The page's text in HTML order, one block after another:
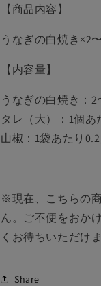
ら
【商品内容】
うなぎの白焼き×2
【内容量】
うなぎの白焼き：2
タレ（大）：1個あ
山椒：1袋あたり
※現在、こちらの
ん。ご不便をおか
くお待ちいただけ
Share